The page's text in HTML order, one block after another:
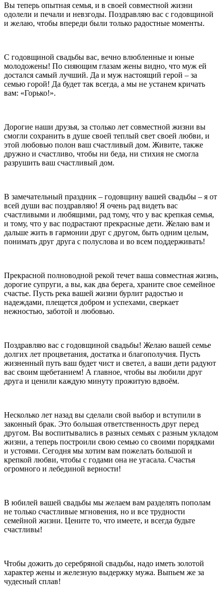
Вы теперь опытная семья, и в своей совместной жизни
одолели и печали и невзгоды. Поздравляю вас с годовщиной
и желаю, чтобы впереди были только радостные моменты.
С годовщиной свадьбы вас, вечно влюбленные и юные
молодожены! По сияющим глазам жены видно, что муж ей
достался самый лучший. Да и муж настоящий герой – за
семью горой! Да будет так всегда, а мы не устанем кричать
вам: «Горько!».
Дорогие наши друзья, за столько лет совместной жизни вы
смогли сохранить в душе своей теплый свет своей любви, и
этой любовью полон ваш счастливый дом. Живите, также
дружно и счастливо, чтобы ни беда, ни стихия не смогла
разрушить ваш счастливый дом.
В замечательный праздник – годовщину вашей свадьбы – я от
всей души вас поздравляю! Я очень рад видеть вас
счастливыми и любящими, рад тому, что у вас крепкая семья,
и тому, что у вас подрастают прекрасные дети. Желаю вам и
дальше жить в гармонии друг с другом, быть одним целым,
понимать друг друга с полуслова и во всем поддерживать!
Прекрасной полноводной рекой течет ваша совместная жизнь,
дорогие супруги, а вы, как два берега, храните свое семейное
счастье. Пусть река вашей жизни бурлит радостью и
надеждами, плещется добром и успехами, сверкает
нежностью, заботой и любовью.
Поздравляю вас с годовщиной свадьбы! Желаю вашей семье
долгих лет процветания, достатка и благополучия. Пусть
жизненный путь ваш будет чист и светел, а ваши дети радуют
вас своим щебетанием! А главное, чтобы вы любили друг
друга и ценили каждую минуту прожитую вдвоём.
Несколько лет назад вы сделали свой выбор и вступили в
законный брак. Это большая ответственность друг перед
другом. Вы воспитывались в разных семьях с разным укладом
жизни, а теперь построили свою семью со своими порядками
и устоями. Сегодня мы хотим вам пожелать большой и
крепкой любви, чтобы с годами она не угасала. Счастья
огромного и лебединой верности!
В юбилей вашей свадьбы мы желаем вам разделять пополам
не только счастливые мгновения, но и все трудности
семейной жизни. Цените то, что имеете, и всегда будьте
счастливы!
Чтобы дожить до серебряной свадьбы, надо иметь золотой
характер жены и железную выдержку мужа. Выпьем же за
чудесный сплав!